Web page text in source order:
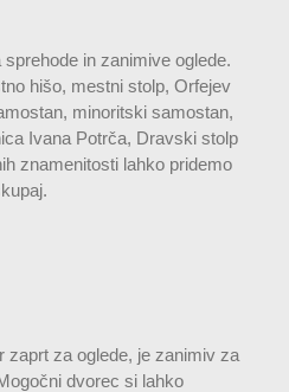
in zanimive oglede.
hišo, mestni stolp, Orfejev
minoritski samostan,
Ivana Potrča, Dravski stolp
znamenitosti lahko pridemo
zaprt za oglede, je zanimiv za
dvorec si lahko